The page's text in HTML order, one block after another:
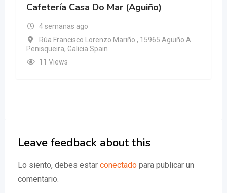
Cafetería Casa Do Mar (Aguiño)
4 semanas ago
Rúa Francisco Lorenzo Mariño , 15965 Aguiño A
Penisqueira, Galicia Spain
11 Views
Leave feedback about this
Lo siento, debes estar conectado para publicar un
comentario.